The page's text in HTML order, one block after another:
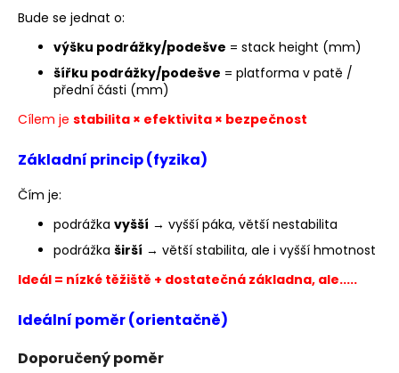
Bude se jednat o:
výšku podrážky/podešve = stack height (mm)
šířku podrážky/podešve = platforma v patě /
přední části (mm)
Cílem je stabilita × efektivita × bezpečnost
Základní princip (fyzika)
Čím je:
podrážka vyšší → vyšší páka, větší nestabilita
podrážka širší → větší stabilita, ale i vyšší hmotnost
Ideál = nízké těžiště + dostatečná základna, ale.....
Ideální poměr (orientačně)
Doporučený poměr
r
č
u
j
BĚŽECKÁ
BUNDA
STRIDE